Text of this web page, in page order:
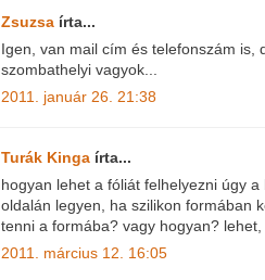
Zsuzsa írta...
Igen, van mail cím és telefonszám is,
szombathelyi vagyok...
2011. január 26. 21:38
Turák Kinga írta...
hogyan lehet a fóliát felhelyezni úgy
oldalán legyen, ha szilikon formában
tenni a formába? vagy hogyan?
2011. március 12. 16:05